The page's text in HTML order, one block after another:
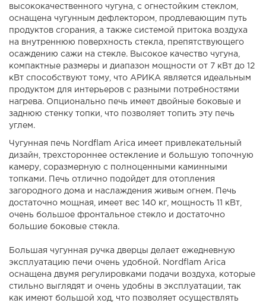
высококачественного чугуна, с огнестойким стеклом,
оснащена чугунным дефлектором, продлевающим путь
продуктов сгорания, а также системой притока воздуха
на внутреннюю поверхность стекла, препятствующего
осаждению сажи на стекле. Высокое качество чугуна,
компактные размеры и диапазон мощности от 7 кВт до 12
кВт способствуют тому, что АРИКА является идеальным
продуктом для интерьеров с разными потребностями
нагрева. Опционально печь имеет двойные боковые и
заднюю стенку топки, что позволяет топить эту печь
углем.
Чугунная печь Nordflam Arica имеет привлекательный
дизайн, трехстороннее остекление и большую топочную
камеру, соразмерную с полноценными каминными
топками. Печь отлично подойдет для отопления
загородного дома и наслаждения живым огнем. Печь
достаточно мощная, имеет вес 140 кг, мощность 11 кВт,
очень большое фронтальное стекло и достаточно
большие боковые стекла.
Большая чугунная ручка дверцы делает ежедневную
эксплуатацию печи очень удобной. Nordflam Arica
оснащена двумя регулировками подачи воздуха, которые
стильно выглядят и очень удобны в эксплуатации, так
как имеют большой ход, что позволяет осуществлять